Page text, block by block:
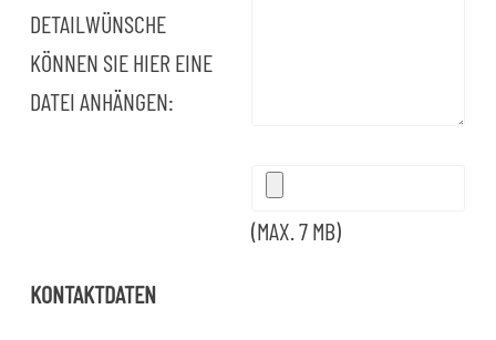
DETAILWÜNSCHE
KÖNNEN SIE HIER EINE
DATEI ANHÄNGEN:
(MAX. 7 MB)
KONTAKTDATEN